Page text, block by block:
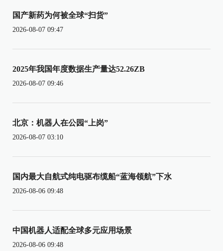
国产新药为何被全球“扫货”
2026-08-07 09:47
2025年我国年度数据生产量达52.26ZB
2026-08-07 09:46
北京：机器人在公园“上岗”
2026-08-07 03:10
国内最大自航式纯电驱布缆船“蓝海领航”下水
2026-08-06 09:48
中国机器人适配全球多元应用场景
2026-08-06 09:48